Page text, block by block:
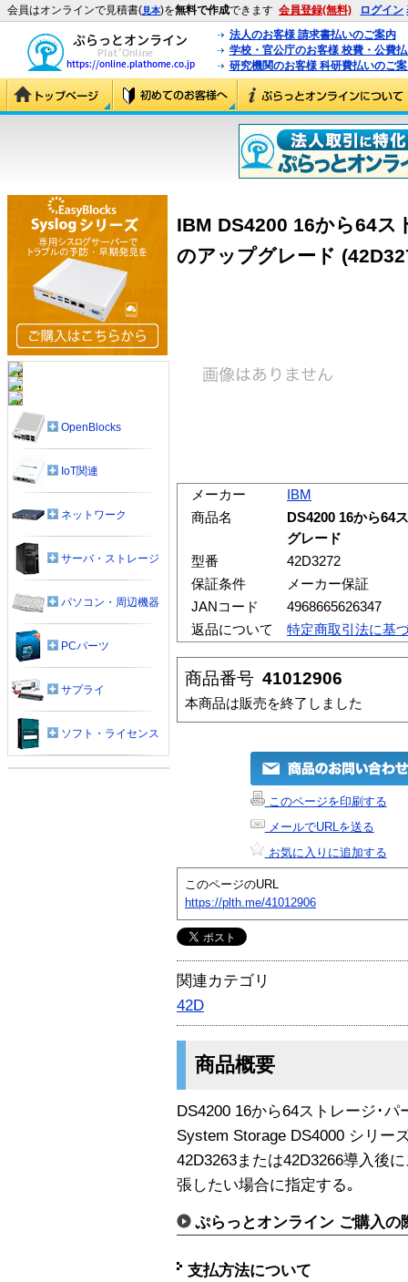
会員はオンラインで見積書(見本)を無料で作成できます 会員登録(無料) ログイン
法人のお客様 請求書払いのご案内
学校・官公庁のお客様 校費・公費
研究機関のお客様 科研費払いのご
IBM DS4200 16から64ス
のアップグレード
メーカー
IBM
商品名
DS4200 16から64
グレード
型番
42D3272
保証条件
メーカー保証
JANコード
4968665626347
返品について
特定商取引法に基
商品番号 41012906
本商品は販売を終了しました
このページを印刷する
メールでURLを送る
お気に入りに追加する
このページのURL
https://plth.me/41012906
関連カテゴリ
42D
商品概要
DS4200 16から64ストレージ･
System Storage DS4000 シリー
42D3263または42D3266導入後
張したい場合に指定する｡
ぷらっとオンライン ご購入の
支払方法について
OpenBlocks
IoT関連
ネットワーク
サーバ・ストレージ
パソコン・周辺機器
PCパーツ
サプライ
ソフト・ライセンス